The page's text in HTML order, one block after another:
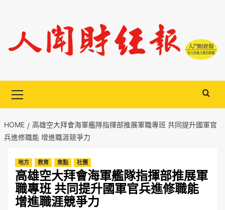
content
Menu
HOME
高雄空大拜會海軍艦隊指揮部推展軍職專班 共同提升國軍官
兵進修職能 增進職涯競爭力
地方 教育 焦點 社團
高雄空大拜會海軍艦隊指揮部推展軍
職專班 共同提升國軍官兵進修職能
增進職涯競爭力